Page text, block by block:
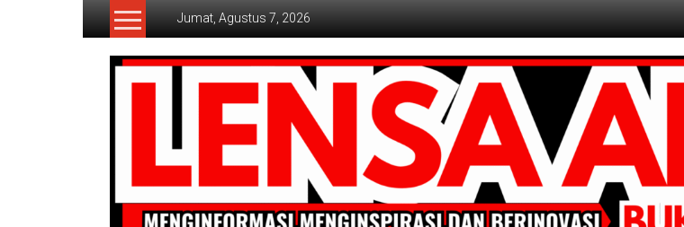
Lompat
Jumat, Agustus 7, 2026
Lensaaktual